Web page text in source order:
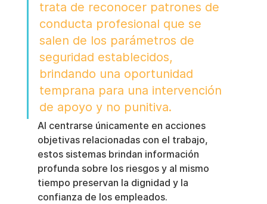
trata de reconocer patrones de
conducta profesional que se
salen de los parámetros de
seguridad establecidos,
brindando una oportunidad
temprana para una intervención
de apoyo y no punitiva.
Al centrarse únicamente en acciones
objetivas relacionadas con el trabajo,
estos sistemas brindan información
profunda sobre los riesgos y al mismo
tiempo preservan la dignidad y la
confianza de los empleados.